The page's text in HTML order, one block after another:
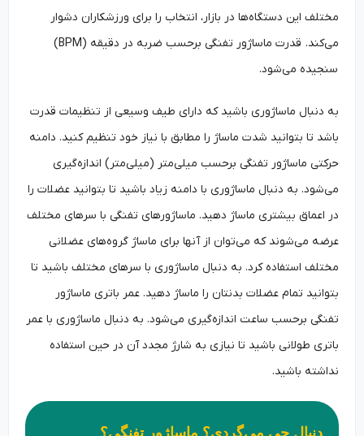
مختلف این دستگاه‌ها در بازار، انتخاب را برای ورزشکاران دشوار
می‌کند. قدرت ماساژور تفنگی برحسب ضربه در دقیقه (BPM)
سنجیده می‌شود.
به دنبال ماساژوری باشید که دارای طیف وسیعی از تنظیمات قدرت
باشد تا بتوانید شدت ماساژ را مطابق با نیاز خود تنظیم کنید. دامنه
حرکتی ماساژور تفنگی برحسب میلی‌متر (میلی‌متر) اندازه‌گیری
می‌شود. به دنبال ماساژوری با دامنه زیاد باشید تا بتوانید عضلات را
در اعماق بیشتری ماساژ دهید. ماساژورهای تفنگی با سرهای مختلف
عرضه می‌شوند که می‌توان از آنها برای ماساژ گروه‌های عضلانی
مختلف استفاده کرد. به دنبال ماساژوری با سرهای مختلف باشید تا
بتوانید تمام عضلات بدنتان را ماساژ دهید. عمر باتری ماساژور
تفنگی برحسب ساعت اندازه‌گیری می‌شود. به دنبال ماساژوری با عمر
باتری طولانی باشید تا نیازی به شارژ مجدد آن در حین استفاده
نداشته باشید.